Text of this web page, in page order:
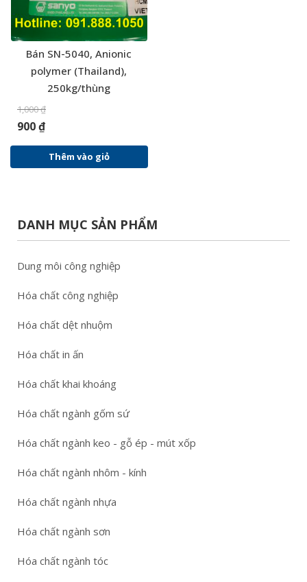
Bán SN-5040, Anionic
polymer (Thailand),
250kg/thùng
1,000₫
900₫
Thêm vào giỏ
DANH MỤC SẢN PHẨM
Dung môi công nghiệp
Hóa chất công nghiệp
Hóa chất dệt nhuộm
Hóa chất in ấn
Hóa chất khai khoáng
Hóa chất ngành gốm sứ
Hóa chất ngành keo - gỗ ép - mút xốp
Hóa chất ngành nhôm - kính
Hóa chất ngành nhựa
Hóa chất ngành sơn
Hóa chất ngành tóc